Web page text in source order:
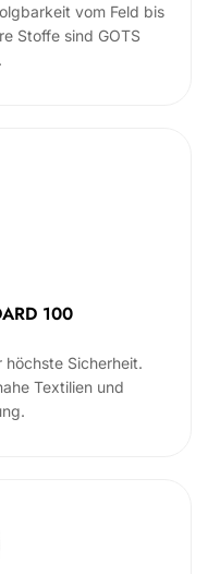
vom Feld bis
Stoffe sind GOTS
100
Sicherheit.
Textilien und